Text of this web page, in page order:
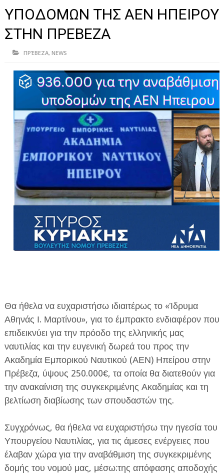
ΘΕΣΠΡΩΤΙΑ
ΙΟΝΙΑ ΝΗΣΙΑ
ΚΑΙ ΕΛΛΑΔΑ
ΠΟΛΙΤΙΣΜΟΣ
ΠΕΡΙΒΑΛΛΟΝ
ΤΕΧΝΟΛΟΓΙΑ
ΔΙΕΘΝΗ
ΕΦΗΜΕΡΙΔΑ Η ΠΑΡΓΑ
ΠΛΗΡΟΦΟΡΙΕΣ
ΥΠΟΔΟΜΩΝ ΤΗΣ ΑΕΝ ΗΠΕΙΡΟΥ
ΣΤΗΝ ΠΡΕΒΕΖΑ
ΠΡΈΒΕΖΑ, NEWS
Θα ήθελα να ευχαριστήσω ιδιαιτέρως το «Ίδρυμα
Αθηνάς Ι. Μαρτίνου», για το έμπρακτο ενδιαφέρον που
επιδεικνύει για την πρόοδο της ελληνικής μας
ναυτιλίας και την ευγενική δωρεά του προς την
Ακαδημία Εμπορικού Ναυτικού (ΑΕΝ) Ηπείρου στην
Πρέβεζα, ύψους 250.000€, τα οποία θα διατεθούν για
την ανακαίνιση της συγκεκριμένης Ακαδημίας και τη
βελτίωση διαβίωσης των σπουδαστών της.
Συγχρόνως, θα ήθελα να ευχαριστήσω την ηγεσία του
Υπουργείου Ναυτιλίας, για τις άμεσες ενέργειες που
έλαβαν χώρα για την αναβάθμιση της συγκεκριμένης
δομής του νομού μας, μέσω:της απόφασης αποδοχής